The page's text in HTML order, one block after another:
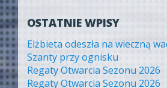
OSTATNIE WPISY
Elżbieta odeszła na wieczną
Szanty przy ognisku
Regaty Otwarcia Sezonu 2026
Regaty Otwarcia Sezonu 2026